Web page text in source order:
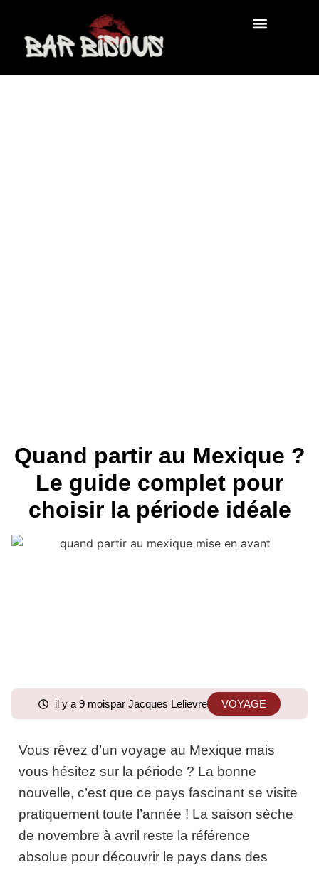
Quand partir au Mexique ?
Le guide complet pour
choisir la période idéale
il y a 9 moispar Jacques Lelievre VOYAGE
Vous rêvez d’un voyage au Mexique mais
vous hésitez sur la période ? La bonne
nouvelle, c’est que ce pays fascinant se visite
pratiquement toute l’année ! La saison sèche
de novembre à avril reste la référence
absolue pour découvrir le pays dans des